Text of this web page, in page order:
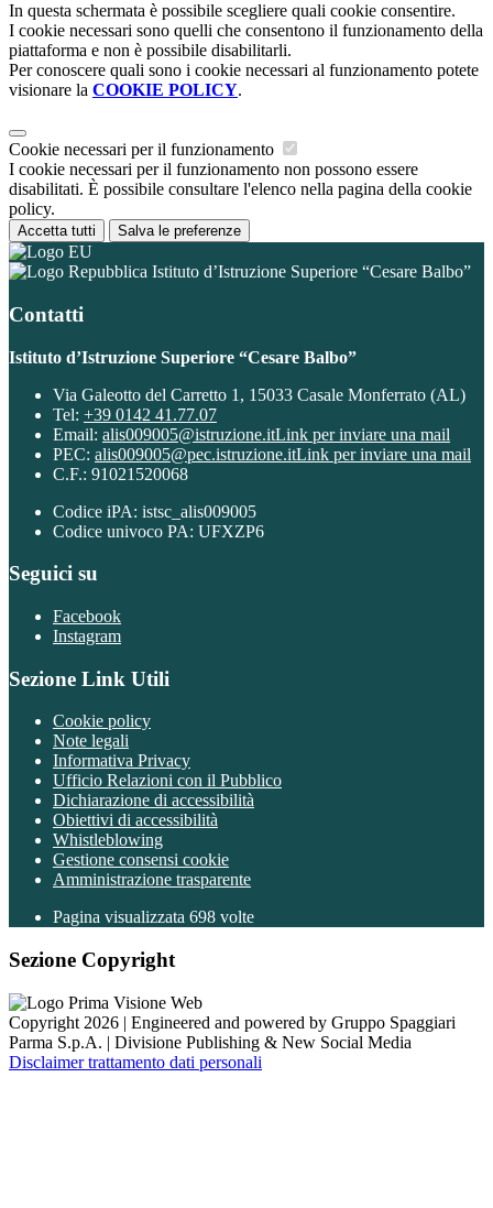
In questa schermata è possibile scegliere quali cookie consentire.
I cookie necessari sono quelli che consentono il funzionamento della
piattaforma e non è possibile disabilitarli.
Per conoscere quali sono i cookie necessari al funzionamento potete
visionare la COOKIE POLICY.
Cookie necessari per il funzionamento
I cookie necessari per il funzionamento non possono essere
disabilitati. È possibile consultare l'elenco nella pagina della cookie
policy.
Accetta tutti Salva le preferenze
Istituto d’Istruzione Superiore “Cesare Balbo”
Contatti
Istituto d’Istruzione Superiore “Cesare Balbo”
Via Galeotto del Carretto 1, 15033 Casale Monferrato (AL)
Tel: +39 0142 41.77.07
Email: alis009005@istruzione.itLink per inviare una mail
PEC: alis009005@pec.istruzione.itLink per inviare una mail
C.F.: 91021520068
Codice iPA: istsc_alis009005
Codice univoco PA: UFXZP6
Seguici su
Facebook
Instagram
Sezione Link Utili
Cookie policy
Note legali
Informativa Privacy
Ufficio Relazioni con il Pubblico
Dichiarazione di accessibilità
Obiettivi di accessibilità
Whistleblowing
Gestione consensi cookie
Amministrazione trasparente
Pagina visualizzata 698 volte
Sezione Copyright
Copyright 2026 | Engineered and powered by Gruppo Spaggiari
Parma S.p.A. | Divisione Publishing & New Social Media
Disclaimer trattamento dati personali